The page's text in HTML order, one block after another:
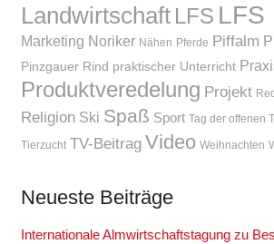
Landwirtschaft LFS LFS
Marketing Noriker Nähen Pferde Piffalm
Pinzgauer Rind praktischer Unterricht
Produktveredelung Projekt
Religion Ski Spaß Sport Tag der offenen
Tierzucht TV-Beitrag Video Weihnachten
Neueste Beiträge
Internationale Almwirtschaftstagung zu